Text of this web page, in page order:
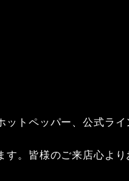
ットペッパー、公式ラ
す。皆様のご来店心より